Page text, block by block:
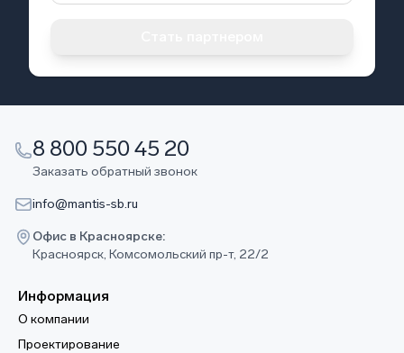
8 800 550 45 20
Заказать обратный звонок
info@mantis-sb.ru
Офис в Красноярске:
Красноярск, Комсомольский пр-т, 22/2
Информация
О компании
Проектирование